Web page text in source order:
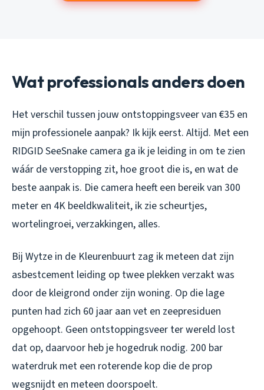
Wat professionals anders doen
Het verschil tussen jouw ontstoppingsveer van €35 en
mijn professionele aanpak? Ik kijk eerst. Altijd. Met een
RIDGID SeeSnake camera ga ik je leiding in om te zien
wáár de verstopping zit, hoe groot die is, en wat de
beste aanpak is. Die camera heeft een bereik van 300
meter en 4K beeldkwaliteit, ik zie scheurtjes,
wortelingroei, verzakkingen, alles.
Bij Wytze in de Kleurenbuurt zag ik meteen dat zijn
asbestcement leiding op twee plekken verzakt was
door de kleigrond onder zijn woning. Op die lage
punten had zich 60 jaar aan vet en zeepresiduen
opgehoopt. Geen ontstoppingsveer ter wereld lost
dat op, daarvoor heb je hogedruk nodig. 200 bar
waterdruk met een roterende kop die de prop
wegsnijdt en meteen doorspoelt.